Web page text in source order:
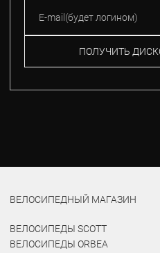
ПОЛУЧИТЬ
ВЕЛОСИПЕДНЫЙ МАГАЗИН
ВЕЛОСИПЕДЫ SCOTT
ВЕЛОСИПЕДЫ ORBEA